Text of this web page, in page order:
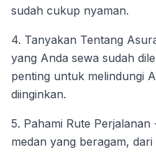
sudah cukup nyaman.
4. Tanyakan Tentang
yang Anda sewa sudah
penting untuk melindungi
diinginkan.
5. Pahami Rute
medan yang beragam,